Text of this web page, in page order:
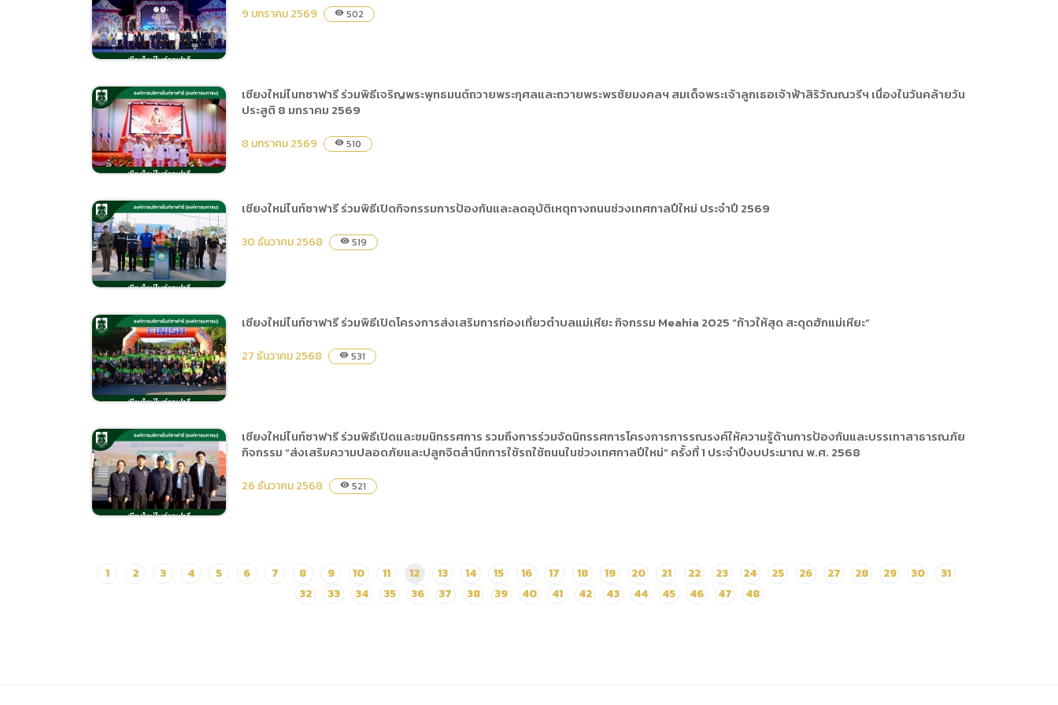
ปีงบประมาณ พ.ศ.2569
เพิ่มทักษะการจัดการองค์
ความรู้ สำหรับผู้ปฏิบัติงาน
ภายใต้โครงการ
Knowledge
management ประจำ
ปีงบประมาณ พ.ศ.2569
เชียงใหม่ไนท์ซาฟารี ร่วมพิธ
เปิดงานฤดูหนาว นางสาว
เชียงใหม่ และงาน OTOP
ของดีเมืองเชียงใหม่ ประจำปี
2569
9 มกราคม 2569 visibility 502
เชียงใหม่ไนทซาฟารี ร่วมพิธี
เจริญพระพุทธมนต์ถวาย
พระกุศลและถวายพระพรชัย
มงคลฯ สมเด็จพระเจ้า
ลูกเธอเจ้าฟ้าสิริวัณณวรีฯ
เนื่องในวันคล้ายวันประสูติ 8
มกราคม 2569
เชียงใหม่ไนทซาฟารี ร่วมพิธีเจริญพระพุทธมนต์ถวายพระกุศลและถวายพระพรชัยมงคลฯ สมเด็จพระเจ้าลูกเธอเจ้าฟ้าสิริวัณณวรีฯ เนื่องในวันคล้ายวัน
ประสูติ 8 มกราคม 2569
8 มกราคม 2569 visibility 510
เชียงใหม่ไนท์ซาฟารี ร่วมพิธี
เปิดกิจกรรมการป้องกันและ
ลดอุบัติเหตุทางถนนช่วง
เทศกาลปีใหม่ ประจำปี 2569
เชียงใหม่ไนท์ซาฟารี ร่วมพิธีเปิดกิจกรรมการป้องกันและลดอุบัติเหตุทางถนนช่วงเทศกาลปีใหม่ ประจำปี 2569
30 ธันวาคม 2568 visibility 519
เชียงใหม่ไนท์ซาฟารี ร่วมพิธี
เปิดโครงการส่งเสริมการ
ท่องเที่ยวตำบลแม่เหียะ
กิจกรรม Meahia 2025
เชียงใหม่ไนท์ซาฟารี ร่วมพิธีเปิดโครงการส่งเสริมการท่องเที่ยวตำบลแม่เหียะ กิจกรรม Meahia 2025 “ก้าวให้สุด สะดุดฮักแม่เหียะ”
27 ธันวาคม 2568 visibility 531
เชียงใหม่ไนท์ซาฟารี ร่วมพิธี
เชียงใหม่ไนท์ซาฟารี ร่วมพิธีเปิดและชมนิทรรศการ รวมถึงการร่วมจัดนิทรรศการโครงการการรณรงค์ให้ความรู้ด้านการป้องกันและบรรเทาสาธารณภัย
กิจกรรม “ส่งเสริมความปลอดภัยและปลูกจิตสำนึกการใช้รถใช้ถนนในช่วงเทศกาลปีใหม่” ครั้งที่ 1 ประจำปีงบประมาณ พ.ศ. 2568
26 ธันวาคม 2568 visibility 521
1 2 3 4 5 6 7 8 9 10 11 12 13 14 15 16 17 18 19 20 21 22 23 24 25 26 27 28 29 30
31
32
33 34 35 36 37 38 39 40 41 42 43 44 45 46 47 48